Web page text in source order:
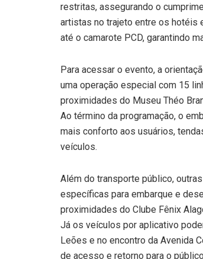
restritas, assegurando o
artistas no trajeto entre os hotéis
até o camarote PCD, garantindo
Para acessar o evento, a
uma operação especial com 15
proximidades do Museu Théo
Ao término da programação, o
mais conforto aos usuários,
veículos.
Além do transporte público,
específicas para embarque e
proximidades do Clube Fênix
Já os veículos por aplicativo
Leões e no encontro da Avenida
de acesso e retorno para o